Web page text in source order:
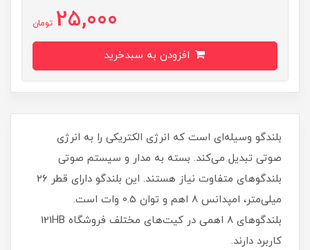
25,000 تومان
بلندگو وسیله‌ای است که انرژی الکتریکی را به انرژی
صوتی تبدیل می‌کند. بسته به مدار و سیستم صوتی
بلندگوهای متفاوت نیاز هستند. این بلندگو دارای قطر 26
میلی‌متر، امپدانس 8 اهم و توان 0.5 وات است.
بلندگوهای 8 اهمی در کیت‌های مختلف فروشگاه 121HB
کاربرد دارند.